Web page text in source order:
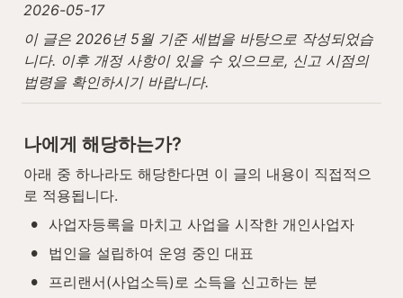
2026-05-17
이 글은 2026년 5월 기준 세법을 바탕으로 작성되었습
니다. 이후 개정 사항이 있을 수 있으므로, 신고 시점의
법령을 확인하시기 바랍니다.
나에게 해당하는가?
아래 중 하나라도 해당한다면 이 글의 내용이 직접적으
로 적용됩니다.
• 사업자등록을 마치고 사업을 시작한 개인사업자
• 법인을 설립하여 운영 중인 대표
• 프리랜서(사업소득)로 소득을 신고하는 분